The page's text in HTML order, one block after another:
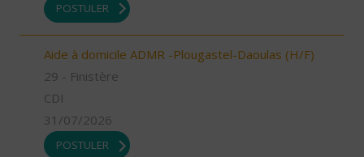
POSTULER
Aide à domicile ADMR -Plougastel-Daoulas (H/F)
29 - Finistère
CDI
31/07/2026
POSTULER